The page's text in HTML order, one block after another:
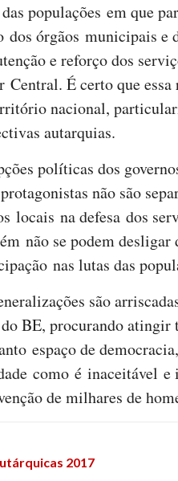
populações em que
dos órgãos municipais e
e reforço dos
Central. É certo que
nacional,
autarquias.
políticas dos
não são
locais na defesa dos
não se podem desligar
nas lutas das
são
BE, procurando atingir
espaço de
como é inaceitável e
de milhares de
2017